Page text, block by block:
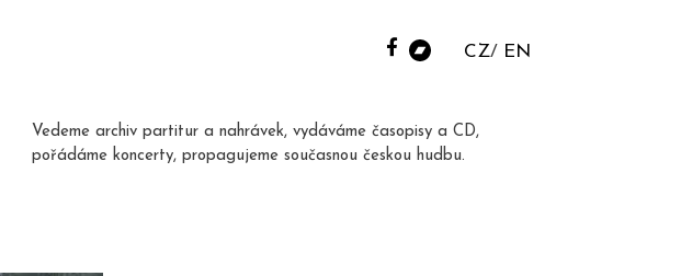
CZ EN
Vedeme archiv partitur a nahrávek, vydáváme časopisy a CD,
pořádáme koncerty, propagujeme současnou českou hudbu.